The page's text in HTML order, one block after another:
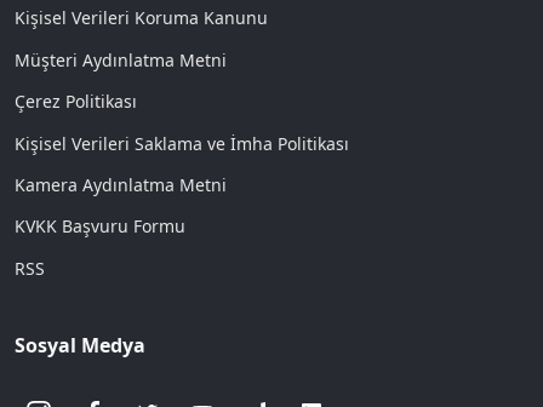
Kişisel Verileri Koruma Kanunu
Müşteri Aydınlatma Metni
Çerez Politikası
Kişisel Verileri Saklama ve İmha Politikası
Kamera Aydınlatma Metni
KVKK Başvuru Formu
RSS
Sosyal Medya